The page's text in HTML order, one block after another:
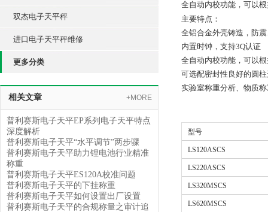
双杰电子天平秤
进口电子天平秤维修
更多分类
相关文章 +MORE
普利赛斯电子天平EP系列电子天平特点
深度解析
普利赛斯电子天平“水平调节”两步骤
普利赛斯电子天平助力锂电池行业精准
称重
普利赛斯电子天平ES120A校准问题
普利赛斯电子天平的下挂称重
普利赛斯电子天平如何设置出厂设置
普利赛斯电子天平的合规称量之审计追
全自动内校功能，可以
主要特点：
全铝合金外壳铸造，防
内置时钟，支持3Q认证
全自动内校功能，可以
可选配密封性良好的圆
实验室称重分析、物质
型号
LS120ASCS
LS220ASCS
LS320MSCS
LS620MSCS